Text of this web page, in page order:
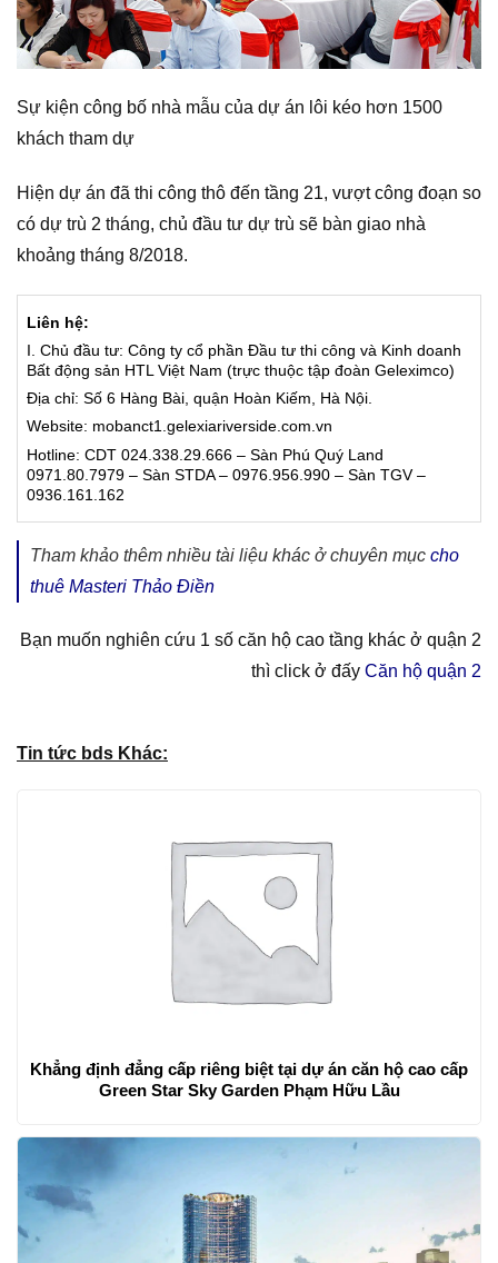
Sự kiện công bố nhà mẫu của dự án lôi kéo hơn 1500
khách tham dự
Hiện dự án đã thi công thô đến tầng 21, vượt công đoạn so
có dự trù 2 tháng, chủ đầu tư dự trù sẽ bàn giao nhà
khoảng tháng 8/2018.
Liên hệ:
I. Chủ đầu tư: Công ty cổ phần Đầu tư thi công và Kinh doanh
Bất động sản HTL Việt Nam (trực thuộc tập đoàn Geleximco)
Địa chỉ: Số 6 Hàng Bài, quận Hoàn Kiếm, Hà Nội.
Website: mobanct1.gelexiariverside.com.vn
Hotline: CDT 024.338.29.666 – Sàn Phú Quý Land
0971.80.7979 – Sàn STDA – 0976.956.990 – Sàn TGV –
0936.161.162
Tham khảo thêm nhiều tài liệu khác ở chuyên mục cho
thuê Masteri Thảo Điền
Bạn muốn nghiên cứu 1 số căn hộ cao tầng khác ở quận 2
thì click ở đấy Căn hộ quận 2
Tin tức bds Khác:
Khẳng định đẳng cấp riêng biệt tại dự án căn hộ cao cấp
Green Star Sky Garden Phạm Hữu Lầu